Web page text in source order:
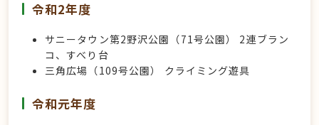
令和2年度
サニータウン第2野沢公園（71号公園） 2連ブラン
コ、すべり台
三角広場（109号公園） クライミング遊具
令和元年度